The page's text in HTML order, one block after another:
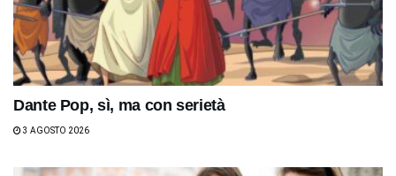
Dante Pop, sì, ma con serietà
3 AGOSTO 2026